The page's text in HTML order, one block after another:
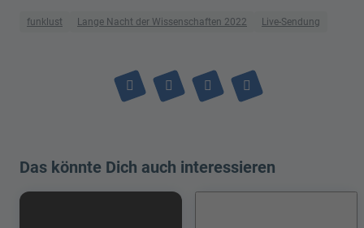
funklust Lange Nacht der Wissenschaften 2022 Live-Sendung
Das könnte Dich auch interessieren